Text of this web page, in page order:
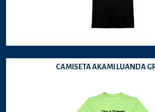
CAMISETA AKAMI LUANDA